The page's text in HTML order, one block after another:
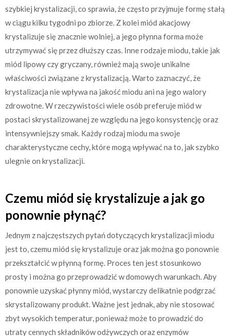
szybkiej krystalizacji, co sprawia, że często przyjmuje formę stałą
w ciągu kilku tygodni po zbiorze. Z kolei miód akacjowy
krystalizuje się znacznie wolniej, a jego płynna forma może
utrzymywać się przez dłuższy czas. Inne rodzaje miodu, takie jak
miód lipowy czy gryczany, również mają swoje unikalne
właściwości związane z krystalizacją. Warto zaznaczyć, że
krystalizacja nie wpływa na jakość miodu ani na jego walory
zdrowotne. W rzeczywistości wiele osób preferuje miód w
postaci skrystalizowanej ze względu na jego konsystencję oraz
intensywniejszy smak. Każdy rodzaj miodu ma swoje
charakterystyczne cechy, które mogą wpływać na to, jak szybko
ulegnie on krystalizacji.
Czemu miód się krystalizuje a jak go
ponownie płynąć?
Jednym z najczęstszych pytań dotyczących krystalizacji miodu
jest to, czemu miód się krystalizuje oraz jak można go ponownie
przekształcić w płynną formę. Proces ten jest stosunkowo
prosty i można go przeprowadzić w domowych warunkach. Aby
ponownie uzyskać płynny miód, wystarczy delikatnie podgrzać
skrystalizowany produkt. Ważne jest jednak, aby nie stosować
zbyt wysokich temperatur, ponieważ może to prowadzić do
utraty cennych składników odżywczych oraz enzymów